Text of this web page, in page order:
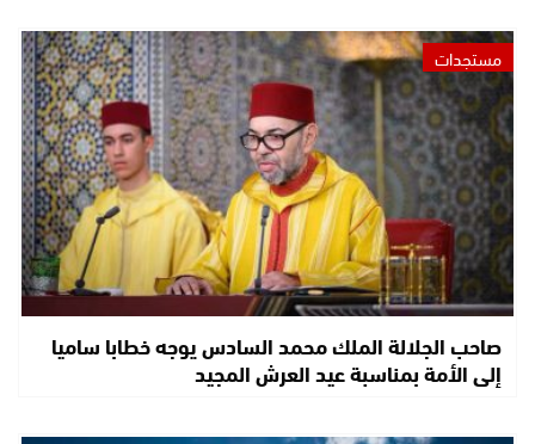
مستجدات
صاحب الجلالة الملك محمد السادس يوجه خطابا ساميا
إلى الأمة بمناسبة عيد العرش المجيد